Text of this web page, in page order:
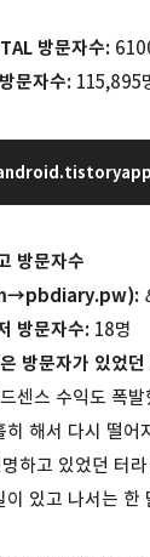
방문자수:
방문자수: 115,895
방문자수
방문자수: 18명
방문자가 있었던
센스 수익도 폭발
히 해서 다시 떨어
하고 있었던 터
이 있고 나서는